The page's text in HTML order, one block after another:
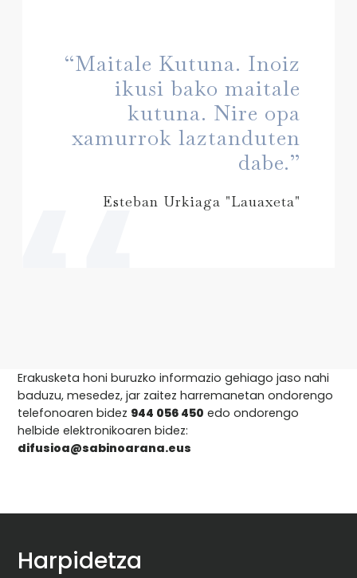
“Maitale Kutuna. Inoiz
ikusi bako maitale
kutuna. Nire opa
xamurrok laztanduten
dabe.”
Esteban Urkiaga "Lauaxeta"
Erakusketa honi buruzko informazio gehiago jaso nahi
baduzu, mesedez, jar zaitez harremanetan ondorengo
telefonoaren bidez 944 056 450 edo ondorengo
helbide elektronikoaren bidez:
difusioa@sabinoarana.eus
Harpidetza